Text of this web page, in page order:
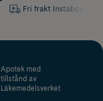
Fri frakt Instabox
Apotek med
tillstånd av
Läkemedelsverket